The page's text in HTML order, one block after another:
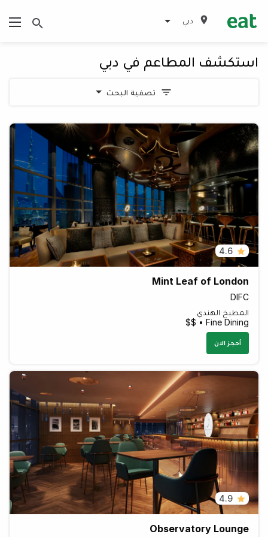
دبي
استكشف المطاعم في دبي
تصفية البحث
4.6
Mint Leaf of London
DIFC
المطبخ الهندي
Fine Dining • $$
أحجز الان
4.9
Observatory Lounge